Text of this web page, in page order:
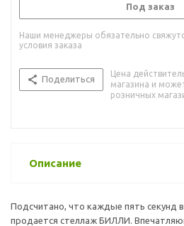
Под заказ
Наши менеджеры обязательно
условия заказа
Поделиться
Цена
магазина и
розничных
Описание
Подсчитано, что каждые пять секунд
продается стеллаж БИЛЛИ.